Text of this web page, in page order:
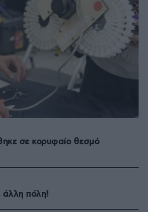
σε κορυφαίο θεσμό
άλλη πόλη!